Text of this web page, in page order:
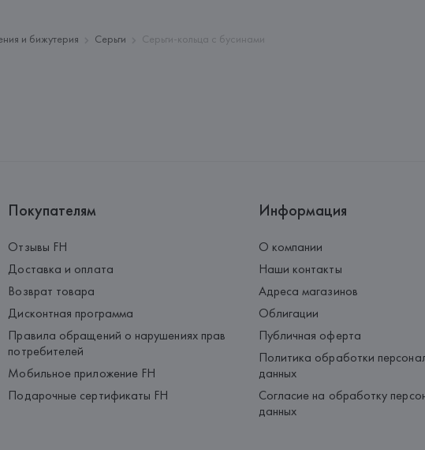
и бижутерия Серьги Серьги-кольца с бусинами
Покупателям
Отзывы FH
Доставка и оплата
Возврат товара
Дисконтная программа
Правила обращений о нарушениях прав
потребителей
Мобильное приложение FH
Подарочные сертификаты FH
Информация
О компании
Наши контакты
Адреса магазинов
Облигации
Публичная оферта
Политика обработки
данных
Согласие на обработку
данных